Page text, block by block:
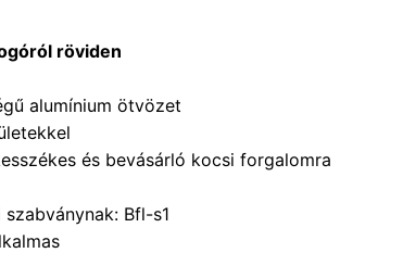
röviden
alumínium ötvözet
és bevásárló kocsi forgalomra
Bfl-s1